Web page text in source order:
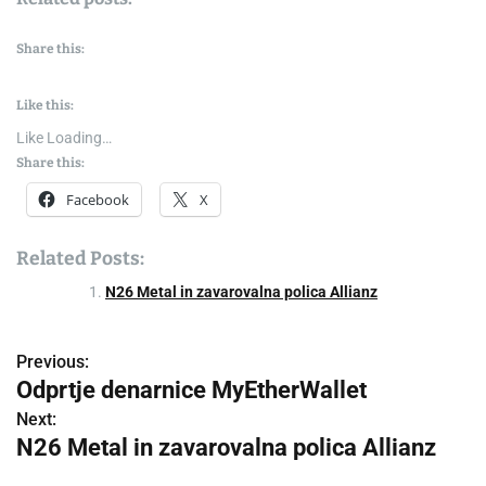
Share this:
Like this:
Like Loading…
Share this:
Facebook X
Related Posts:
N26 Metal in zavarovalna polica Allianz
P
o
s
Previous:
Odprtje denarnice MyEtherWallet
Next:
N26 Metal in zavarovalna polica Allianz